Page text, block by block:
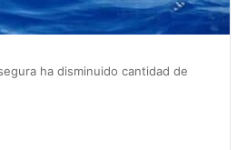
ha disminuido cantidad de